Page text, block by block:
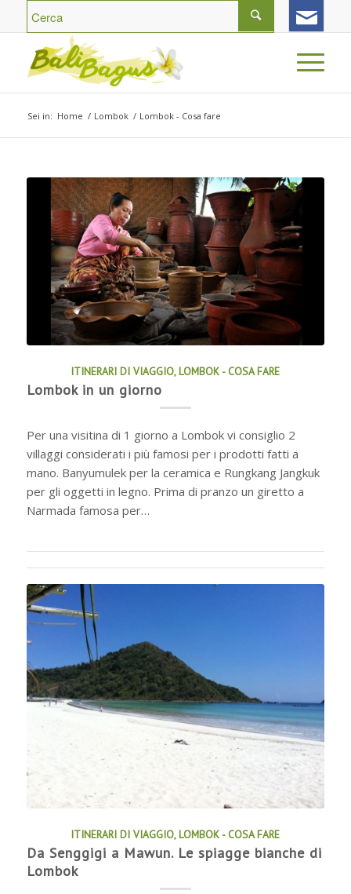
Sei in: Home / Lombok / Lombok - Cosa fare
ITINERARI DI VIAGGIO,LOMBOK - COSA FARE
Lombok in un giorno
Per una visitina di 1 giorno a Lombok vi consiglio 2
villaggi considerati i più famosi per i prodotti fatti a
mano. Banyumulek per la ceramica e Rungkang Jangkuk
per gli oggetti in legno. Prima di pranzo un giretto a
Narmada famosa per…
ITINERARI DI VIAGGIO,LOMBOK - COSA FARE
Da Senggigi a Mawun. Le spiagge bianche di
Lombok